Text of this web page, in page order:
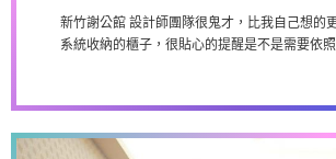
新竹謝公館 設計師團隊很鬼才，比我自己想的
系統收納的櫃子，很貼心的提醒是不是需要依